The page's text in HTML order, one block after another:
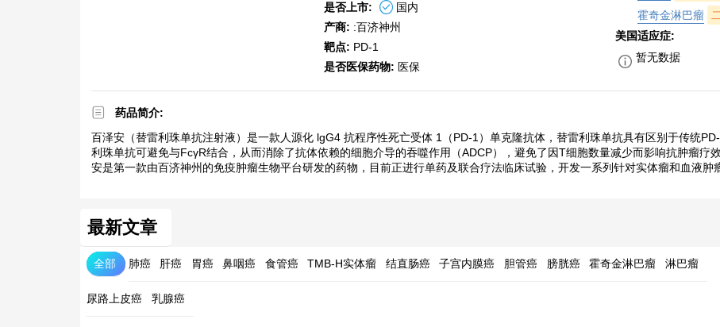
是否上市:
国内
产商: :百济神州
靶点: PD-1
是否医保药物: 医保
霍奇金淋巴瘤
美国适应症:
暂无数据
药品简介:
百泽安（替雷利珠单抗注射液）是一款人源化 lgG4 抗程序性死亡受体 1（PD-1）单克隆抗体，替雷利珠单抗具有区别于传统
利珠单抗可避免与FcγR结合，从而消除了抗体依赖的细胞介导的吞噬作用（ADCP），避免了因T细胞数量减少而影响抗肿瘤疗
安是第一款由百济神州的免疫肿瘤生物平台研发的药物，目前正进行单药及联合疗法临床试验，开发一系列针对实体瘤和血液
最新文章
全部 肺癌 肝癌 胃癌 鼻咽癌 食管癌 TMB-H实体瘤 结直肠癌 子宫内膜癌 胆管癌 膀胱癌 霍奇金淋巴瘤 淋巴瘤
尿路上皮癌 乳腺癌